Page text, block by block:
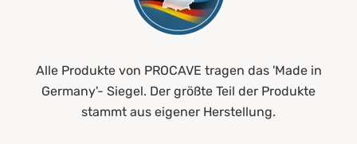
Alle Produkte von PROCAVE tragen das 'Made in
Germany'- Siegel. Der größte Teil der Produkte
stammt aus eigener Herstellung.